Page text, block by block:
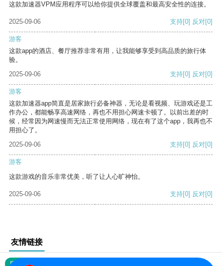
这款加速器VPM应用程序可以给你提供全球覆盖和最高安全性的连接。
2025-09-06 支持[0] 反对[0]
游客
这款app的酒店、餐厅推荐非常有用，让我能够享受到高品质的旅行体
验。
2025-09-06
支持[0] 反对[0]
游客
这款加速器app简直是居家旅行必备神器，无论是看视频、玩游戏还是工
作办公，都能畅享高速网络，再也不用担心网速卡顿了。以前出差的时
候，经常因为网速慢而无法正常使用网络，现在有了这个app，我再也不
用担心了。
2025-09-06
支持[0] 反对[0]
游客
这款游戏的音乐非常优美，听了让人心旷神怡。
2025-09-06 支持[0] 反对[0]
友情链接
网站地图